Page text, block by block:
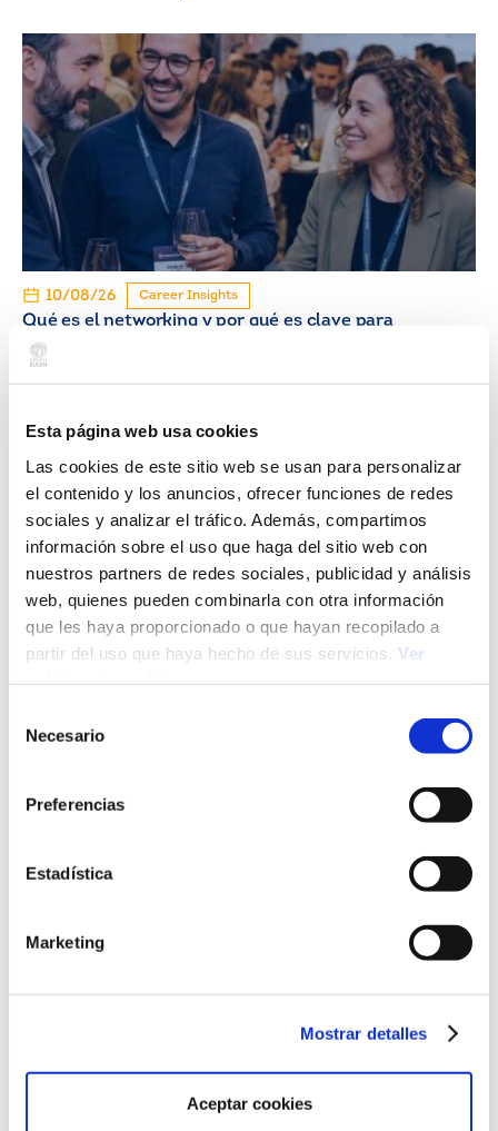
Esta página web usa cookies
Las cookies de este sitio web se usan para personalizar
el contenido y los anuncios, ofrecer funciones de redes
sociales y analizar el tráfico. Además, compartimos
información sobre el uso que haga del sitio web con
nuestros partners de redes sociales, publicidad y análisis
web, quienes pueden combinarla con otra información
que les haya proporcionado o que hayan recopilado a
partir del uso que haya hecho de sus servicios. Ver
Necesario
Preferencias
Estadística
Marketing
Mostrar detalles
Aceptar cookies
10/08/26 Career Insights
Qué es el networking y por qué es clave para
impulsar tu carrera profesional
06/08/26 Selección de Personal
Outsourcing de selección de personal: qué es,
29/07/26
técnicas